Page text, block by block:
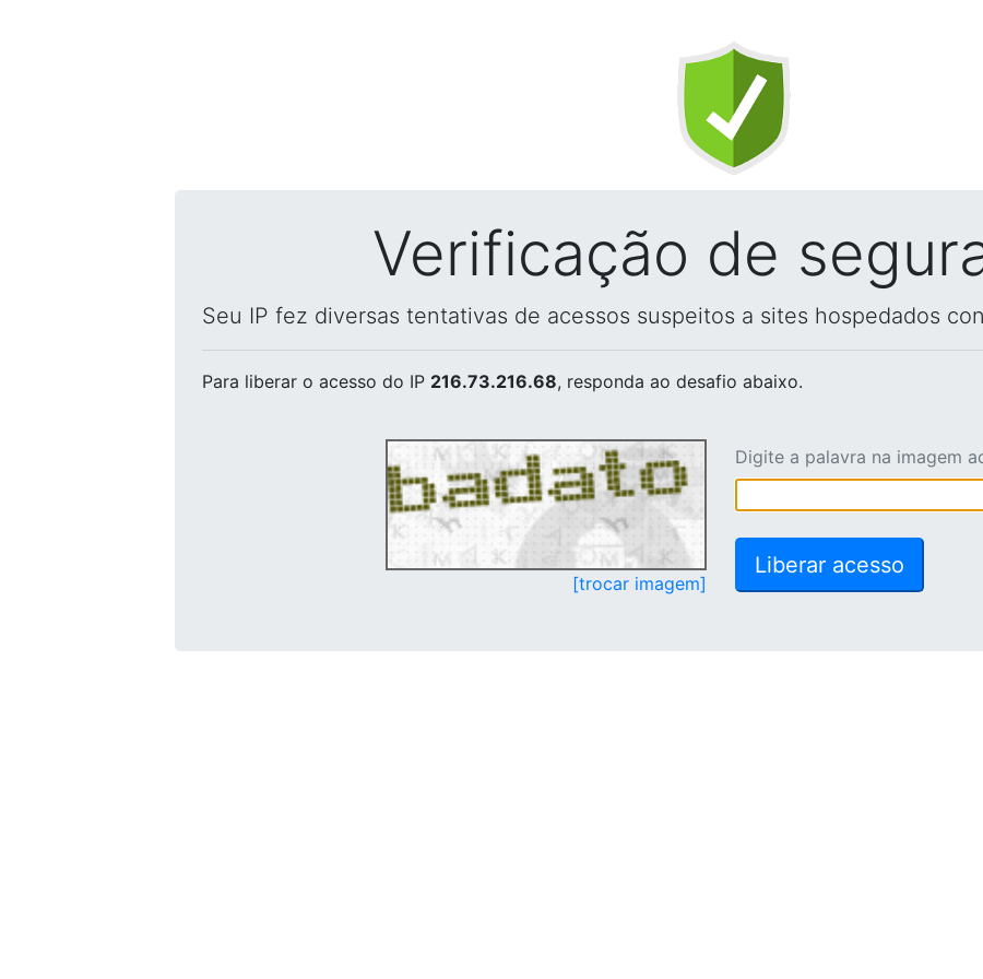
Verificação de
Seu IP fez diversas tentativas de acessos suspeitos a sites hospedados
Para liberar o acesso do IP 216.73.216.68, responda ao desafio abaixo.
[trocar imagem]
Digite a palavra na imagem